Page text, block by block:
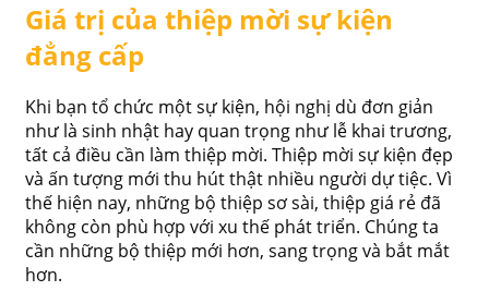
Giá trị của thiệp mời sự kiện
đẳng cấp
Khi bạn tổ chức một sự kiện, hội nghị dù đơn giản
như là sinh nhật hay quan trọng như lễ khai trương,
tất cả điều cần làm thiệp mời. Thiệp mời sự kiện đẹp
và ấn tượng mới thu hút thật nhiều người dự tiệc. Vì
thế hiện nay, những bộ thiệp sơ sài, thiệp giá rẻ đã
không còn phù hợp với xu thế phát triển. Chúng ta
cần những bộ thiệp mới hơn, sang trọng và bắt mắt
hơn.